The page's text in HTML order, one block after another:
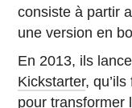
consiste à partir
une version en
En 2013, ils
Kickstarter,
pour transformer